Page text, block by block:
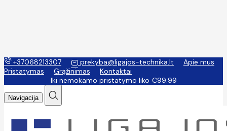
+37068213307 prekyba@ligajos-technika.lt
Apie mus
Pristatymas
Grąžinimas
Kontaktai
Iki nemokamo pristatymo liko €99.99
Navigacija